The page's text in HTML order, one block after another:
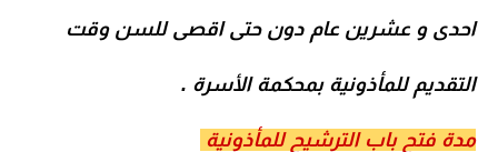
احدى و عشرين عام دون حتى اقصى للسن وقت
التقديم للمأذونية بمحكمة الأسرة .
مدة فتح باب الترشيح للمأذونية